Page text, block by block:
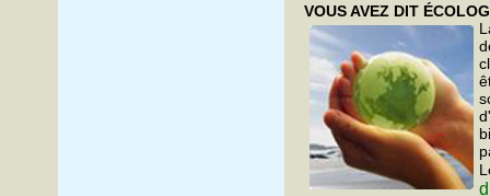
VOUS AVEZ DIT